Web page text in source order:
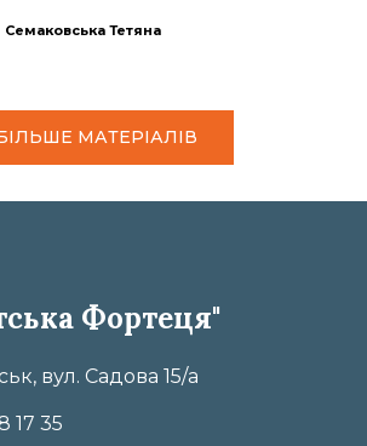
Семаковська Тетяна
МАТЕРІАЛІВ
Фортеця"
вул. Садова 15/а
17 35